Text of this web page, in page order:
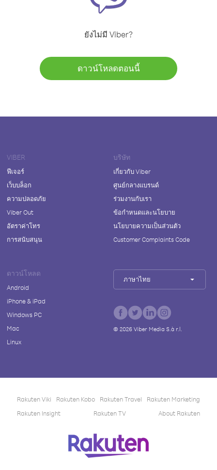
ยังไม่มี Viber?
ดาวน์โหลดตอนนี้
VIBER
ฟีเจอร์
เว็บบล็อก
ความปลอดภัย
Viber Out
อัตราค่าโทร
การสนับสนุน
บริษัท
เกี่ยวกับ Viber
ศูนย์กลางแบรนด์
ร่วมงานกับเรา
ข้อกำหนดและนโยบาย
นโยบายความเป็นส่วนตัว
Customer Complaints Code
ดาวน์โหลด
Android
iPhone & iPad
Windows PC
Mac
Linux
ภาษาไทย
© 2026Viber Media S.à r.l.
Rakuten Viki Rakuten Kobo Rakuten Travel
Rakuten Marketing
Rakuten Insight
Rakuten TV About Rakuten